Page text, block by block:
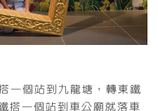
一個站到九龍塘，轉東鐵
搭一個站到車公廟就落車